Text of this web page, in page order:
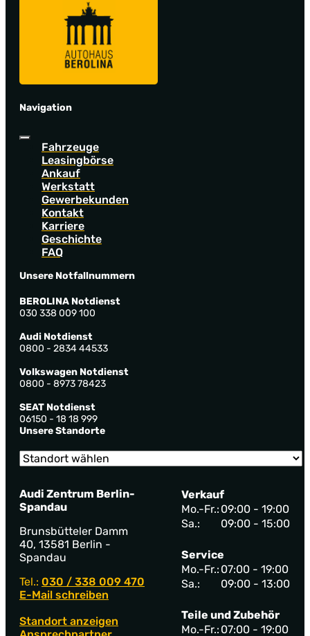
Navigation
Fahrzeuge
Leasingbörse
Ankauf
Werkstatt
Gewerbekunden
Kontakt
Karriere
Geschichte
FAQ
Unsere Notfallnummern
BEROLINA Notdienst
030 338 009 100
Audi Notdienst
0800 - 2834 44533
Volkswagen Notdienst
0800 - 8973 78423
SEAT Notdienst
06150 - 18 18 999
Unsere Standorte
Audi Zentrum Berlin-
Spandau
Brunsbütteler Damm
40, 13581 Berlin -
Spandau
Tel.: 030 / 338 009 470
E-Mail schreiben
Standort anzeigen
Verkauf
Mo.-Fr.: 09:00 - 19:00
Sa.:
09:00 - 15:00
Service
Mo.-Fr.: 07:00 - 19:00
Sa.:
09:00 - 13:00
Teile und Zubehör
Mo.-Fr.: 07:00 - 19:00